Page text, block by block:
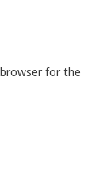
for the